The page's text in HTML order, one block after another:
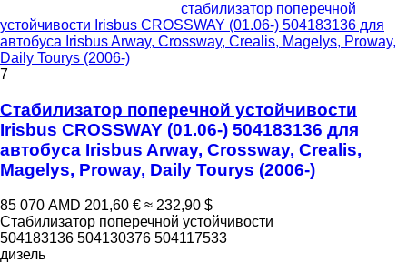
стабилизатор поперечной
устойчивости Irisbus CROSSWAY (01.06-) 504183136 для
автобуса Irisbus Arway, Crossway, Crealis, Magelys, Proway,
Daily Tourys (2006-)
7
Стабилизатор поперечной устойчивости
Irisbus CROSSWAY (01.06-) 504183136 для
автобуса Irisbus Arway, Crossway, Crealis,
Magelys, Proway, Daily Tourys (2006-)
85 070 AMD 201,60 € ≈ 232,90 $
Стабилизатор поперечной устойчивости
504183136 504130376 504117533
дизель